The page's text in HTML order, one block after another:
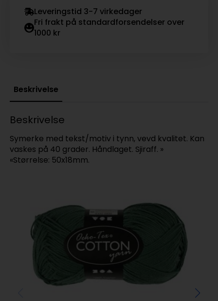
Leveringstid 3-7 virkedager
Fri frakt på standardforsendelser over
1000 kr
Beskrivelse
Beskrivelse
Symerke med tekst/motiv i tynn, vevd kvalitet. Kan
vaskes på 40 grader. Håndlaget. Sjiraff. »
«Størrelse: 50x18mm.